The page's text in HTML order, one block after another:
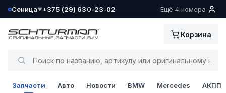
Сеница▼
Ваш склад определён как:
+375 (29) 630-23-02 Ещё 4 номера
Корзина
Запчасти Авто Новости BMW Mercedes АКПП